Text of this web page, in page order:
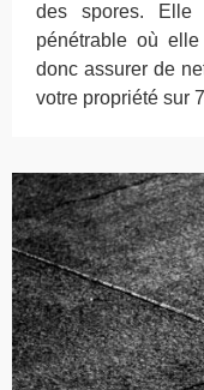
des spores. Elle
pénétrable où
donc assurer de
votre propriété sur